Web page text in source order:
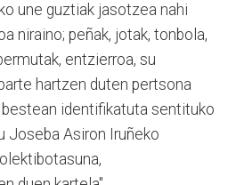
une guztiak jasotzea nahi
niraino; peñak, jotak, tonbola,
entzierroa, su
hartzen duten pertsona
identifikatuta sentituko
Joseba Asiron Iruñeko